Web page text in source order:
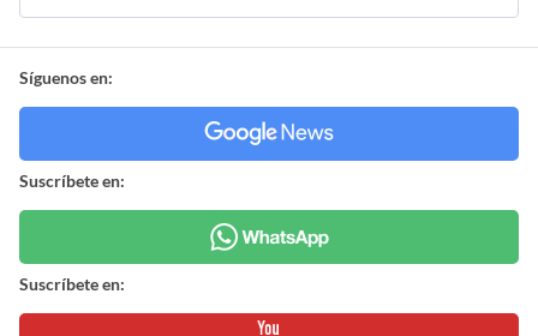
Síguenos en:
Suscríbete en:
Suscríbete en: